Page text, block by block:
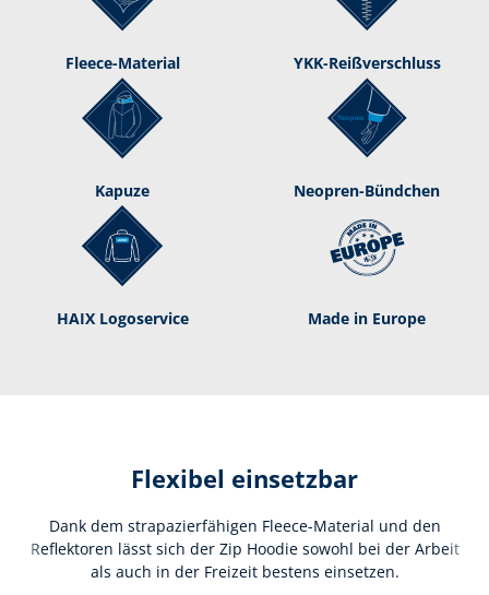
Fleece-Material YKK-Reißverschluss
Kapuze Neopren-Bündchen
HAIX Logoservice Made in Europe
Flexibel einsetzbar
Dank dem strapazierfähigen Fleece-Material und den
Reflektoren lässt sich der Zip Hoodie sowohl bei der Arbeit
als auch in der Freizeit bestens einsetzen.